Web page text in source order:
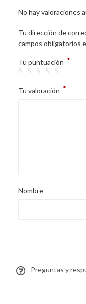
No hay valoraciones
Tu dirección de
campos obligatorios
Tu puntuación *
Tu valoración *
Nombre
Preguntas y